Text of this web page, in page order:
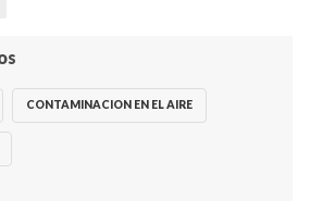
CONTAMINACION EN EL AIRE